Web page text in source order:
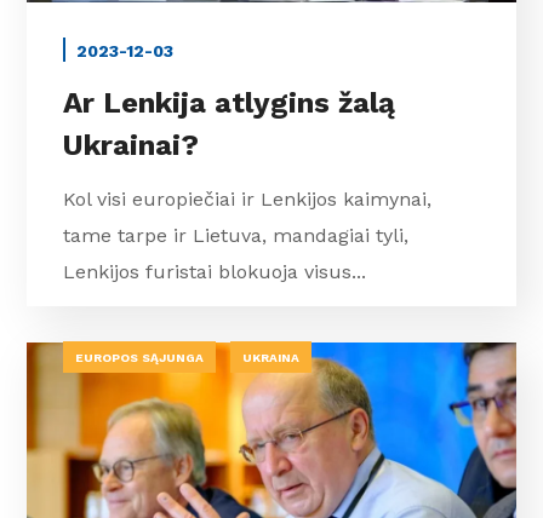
2023-12-03
Ar Lenkija atlygins žalą
Ukrainai?
Kol visi europiečiai ir Lenkijos kaimynai,
tame tarpe ir Lietuva, mandagiai tyli,
Lenkijos furistai blokuoja visus...
EUROPOS SĄJUNGA UKRAINA